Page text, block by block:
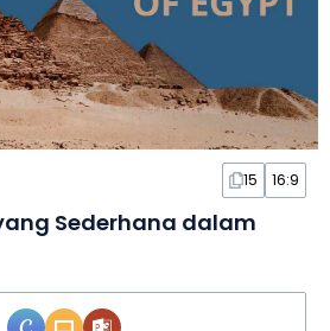
15 16:9
Sederhana dalam